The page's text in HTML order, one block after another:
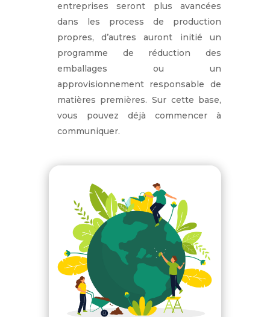
entreprises seront plus avancées
dans les process de production
propres, d’autres auront initié un
programme de réduction des
emballages ou un
approvisionnement responsable de
matières premières. Sur cette base,
vous pouvez déjà commencer à
communiquer.